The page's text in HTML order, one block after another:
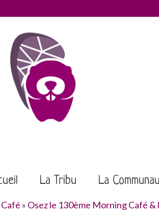
La Tribu La
» Osez le 130ème Morning Café